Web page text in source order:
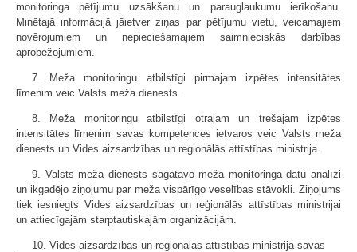
monitoringa pētījumu uzsākšanu un parauglaukumu ierīkošanu.
Minētajā informācijā jāietver ziņas par pētījumu vietu, veicamajiem
novērojumiem un nepieciešamajiem saimnieciskās darbības
aprobežojumiem.
7. Meža monitoringu atbilstīgi pirmajam izpētes intensitātes
līmenim veic Valsts meža dienests.
8. Meža monitoringu atbilstīgi otrajam un trešajam izpētes
intensitātes līmenim savas kompetences ietvaros veic Valsts meža
dienests un Vides aizsardzības un reģionālās attīstības ministrija.
9. Valsts meža dienests sagatavo meža monitoringa datu analīzi
un ikgadējo ziņojumu par meža vispārīgo veselības stāvokli. Ziņojums
tiek iesniegts Vides aizsardzības un reģionālās attīstības ministrijai
un attiecīgajām starptautiskajām organizācijām.
10. Vides aizsardzības un reģionālās attīstības ministrija savas